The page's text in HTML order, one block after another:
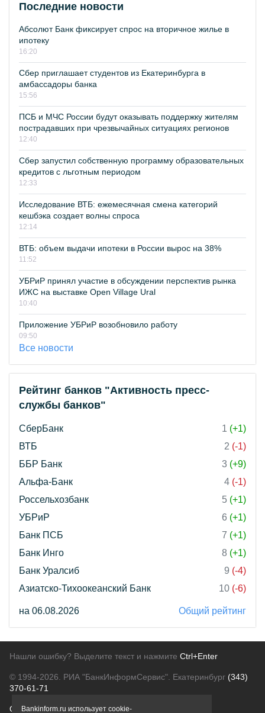
Последние новости
Абсолют Банк фиксирует спрос на вторичное жилье в
ипотеку
16:20
Сбер приглашает студентов из Екатеринбурга в
амбассадоры банка
15:56
ПСБ и МЧС России будут оказывать поддержку жителям
пострадавших при чрезвычайных ситуациях регионов
12:40
Сбер запустил собственную программу образовательных
кредитов с льготным периодом
12:33
Исследование ВТБ: ежемесячная смена категорий
кешбэка создает волны спроса
12:14
ВТБ: объем выдачи ипотеки в России вырос на 38%
11:52
УБРиР принял участие в обсуждении перспектив рынка
ИЖС на выставке Open Village Ural
10:40
Приложение УБРиР возобновило работу
09:50
Все новости
Рейтинг банков "Активность пресс-
службы банков"
СберБанк 1 (+1)
ВТБ
2 (-1)
ББР Банк
3 (+9)
Альфа-Банк
4 (-1)
Россельхозбанк
5 (+1)
УБРиР
6 (+1)
Банк ПСБ
7 (+1)
Банк Инго
8 (+1)
Банк Уралсиб
9 (-4)
Азиатско-Тихоокеанский Банк
10 (-6)
на 06.08.2026 Общий рейтинг
Нашли ошибку? Выделите текст и нажмите Ctrl+Enter
© 1994-2026. РИА "БанкИнформСервис". Екатеринбург (343)
370-61-71
О проектеПолитика конфиденциальности
Bankinform.ru использует cookie-